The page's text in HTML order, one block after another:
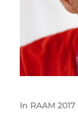
In RAAM 2017